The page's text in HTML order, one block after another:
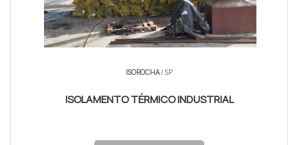
ISOROCHA/ SP
ISOLAMENTO TÉRMICO INDUSTRIAL